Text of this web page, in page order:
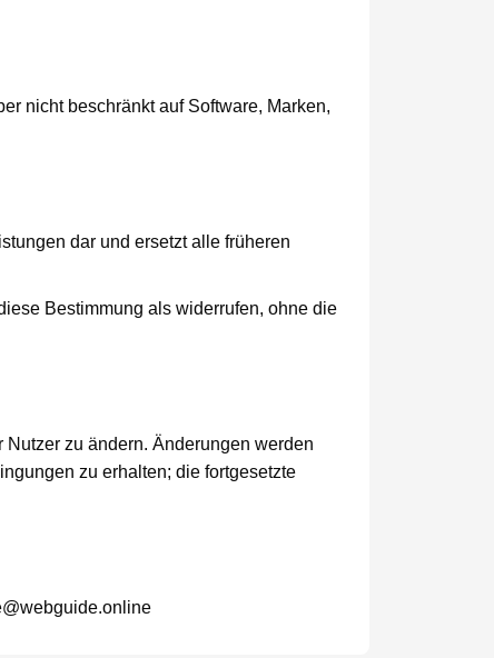
nicht beschränkt auf Software, Marken,
dar und ersetzt alle früheren
Bestimmung als widerrufen, ohne die
zu ändern. Änderungen werden
zu erhalten; die fortgesetzte